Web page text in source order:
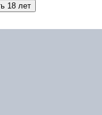
18 лет